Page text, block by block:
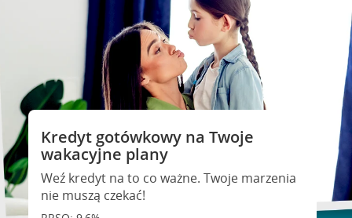
Kredyt gotówkowy na Twoje
wakacyjne plany
Weź kredyt na to co ważne. Twoje marzenia
nie muszą czekać!